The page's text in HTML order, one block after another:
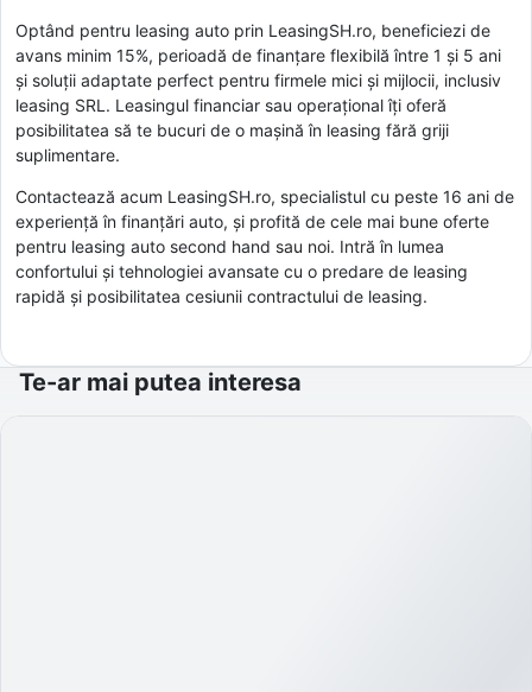
Optând pentru leasing auto prin LeasingSH.ro, beneficiezi de
avans minim 15%, perioadă de finanțare flexibilă între 1 și 5 ani
și soluții adaptate perfect pentru firmele mici și mijlocii, inclusiv
leasing SRL. Leasingul financiar sau operațional îți oferă
posibilitatea să te bucuri de o mașină în leasing fără griji
suplimentare.
Contactează acum LeasingSH.ro, specialistul cu peste 16 ani de
experiență în finanțări auto, și profită de cele mai bune oferte
pentru leasing auto second hand sau noi. Intră în lumea
confortului și tehnologiei avansate cu o predare de leasing
rapidă și posibilitatea cesiunii contractului de leasing.
Te-ar mai putea interesa